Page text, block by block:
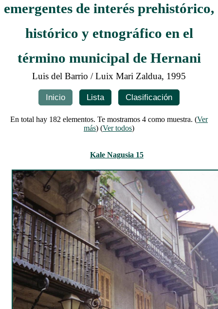
emergentes de interés prehistórico,
histórico y etnográfico en el
término municipal de Hernani
Luis del Barrio / Luix Mari Zaldua, 1995
Inicio Lista Clasificación
En total hay 182 elementos. Te mostramos 4 como muestra. (Ver
más) (Ver todos)
Kale Nagusia 15